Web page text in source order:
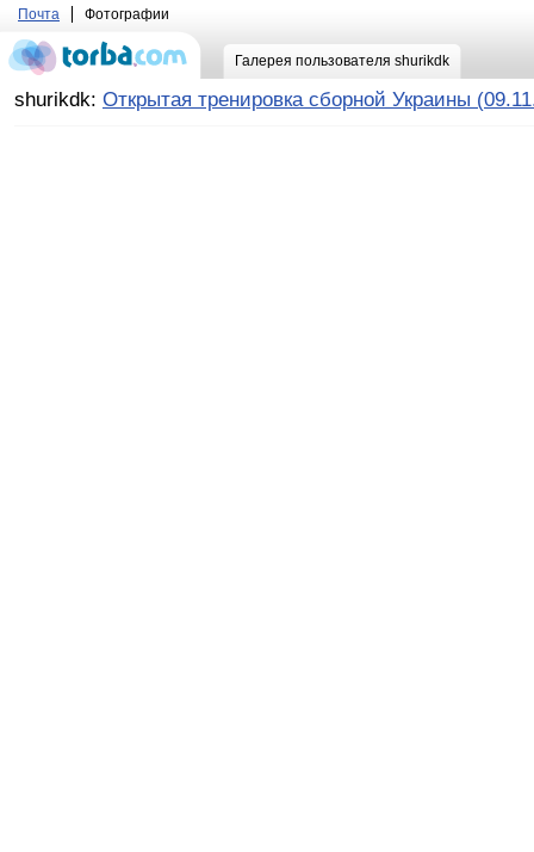
Почта Фотографии
Галерея пользователя shurikdk
shurikdk: Открытая тренировка сборной Украины